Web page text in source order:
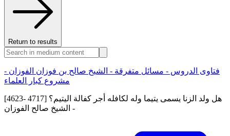
Return to results
فتاوى الدروس - مسائل متفرقة - الشيخ صالح بن فوزان الفوزان -
مشروع كبار العلماء
[4623- 4717] هل ولد الزنا يسمى يتيما وله لكافله أجر كفالة اليتيم؟
- الشيخ صالح الفوزان